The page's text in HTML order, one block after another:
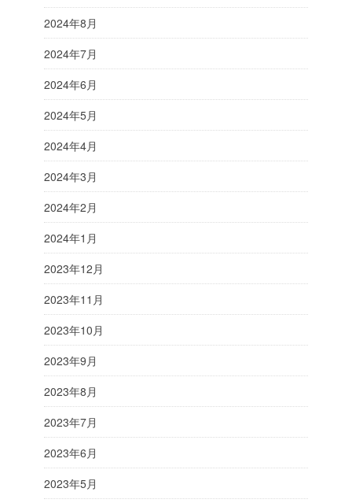
2024年8月
2024年7月
2024年6月
2024年5月
2024年4月
2024年3月
2024年2月
2024年1月
2023年12月
2023年11月
2023年10月
2023年9月
2023年8月
2023年7月
2023年6月
2023年5月